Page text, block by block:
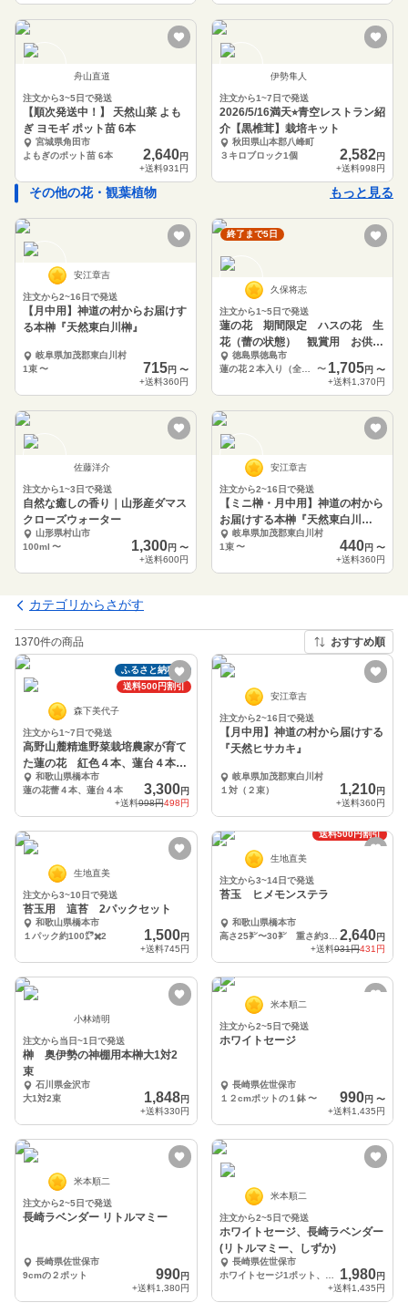
舟山直道
注文から3~5日で発送
【順次発送中！】 天然山菜 よも
ぎ ヨモギ ポット苗 6本
宮城県角田市
よもぎのポット苗 6本
2,640円
+送料931円
伊勢隼人
注文から1~7日で発送
2026/5/16満天⭐︎青空レストラン紹
介【黒椎茸】栽培キット
秋田県山本郡八峰町
３キロブロック1個
2,582円
+送料998円
その他の花・観葉植物 もっと見る
安江章吉
注文から2~16日で発送
【月中用】神道の村からお届けす
る本榊『天然東白川榊』
岐阜県加茂郡東白川村
1束〜 715円 〜
+送料360円
終了まで5日
久保将志
注文から1~5日で発送
蓮の花 期間限定 ハスの花 生
花（蕾の状態） 観賞用 お供え
用 【久保の蓮根】
徳島県徳島市
〜 1,705円 〜
+送料1,370円
佐藤洋介
注文から1~3日で発送
自然な癒しの香り｜山形産ダマス
クローズウォーター
山形県村山市
100ml 〜 1,300円 〜
+送料600円
安江章吉
注文から2~16日で発送
【ミニ榊・月中用】神道の村から
お届けする本榊『天然東白川
榊』
岐阜県加茂郡東白川村
1束〜 440円 〜
+送料360円
カテゴリからさがす
1370件の商品 おすすめ順
ふるさと納税可
送料500円割引
森下美代子
注文から1~7日で発送
高野山麓精進野菜栽培農家が育て
た蓮の花 紅色４本、蓮台４本セ
ット和歌山県橋本市
蓮の花蕾４本、蓮台４本
3,300円
+送料998円498円
安江章吉
注文から2~16日で発送
【月中用】神道の村から届けする
『天然ヒサカキ』
岐阜県加茂郡東白川村
１対（２束）
1,210円
+送料360円
生地直美
注文から3~10日で発送
苔玉用 這苔 2パックセット
和歌山県橋本市
１パック約100㌘✖️2
1,500円
+送料745円
ふるさと納税可
送料500円割引
生地直美
注文から3~14日で発送
苔玉 ヒメモンステラ
和歌山県橋本市
2,640円
+送料931円431円
小林靖明
注文から当日~1日で発送
榊 奥伊勢の神棚用本榊大1対2
束
石川県金沢市
大1対2束
1,848円
+送料330円
米本順二
注文から2~5日で発送
ホワイトセージ
長崎県佐世保市
１２cmポットの１鉢 〜 990円 〜
+送料1,435円
米本順二
注文から2~5日で発送
長崎ラベンダー リトルマミー
長崎県佐世保市
9cmの２ポット
990円
+送料1,380円
米本順二
注文から2~5日で発送
ホワイトセージ、長崎ラベンダー
(リトルマミー、しずか)
長崎県佐世保市
1,980円
+送料1,435円